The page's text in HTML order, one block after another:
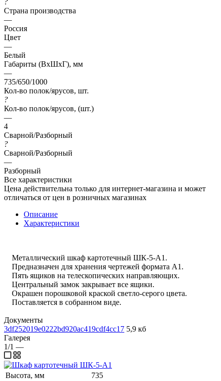
Страна производства
—
Россия
Цвет
—
Белый
Габариты (ВхШхГ), мм
—
735/650/1000
Кол-во полок/ярусов, шт.
?
Кол-во полок/ярусов, (шт.)
—
4
Сварной/Разборный
?
Сварной/Разборный
—
Разборный
Все характеристики
Цена действительна только для интернет-магазина и может
отличаться от цен в розничных магазинах
Описание
Характеристики
Металлический шкаф картотечный ШК-5-А1.
Предназначен для хранения чертежей формата А1.
Пять ящиков на телескопических направляющих.
Центральный замок закрывает все ящики.
Окрашен порошковой краской светло-серого цвета.
Поставляется в собранном виде.
Документы
3df252019e0222bd920ac419cdf4cc17 5,9 кб
Галерея
1/1 —
Высота, мм
735